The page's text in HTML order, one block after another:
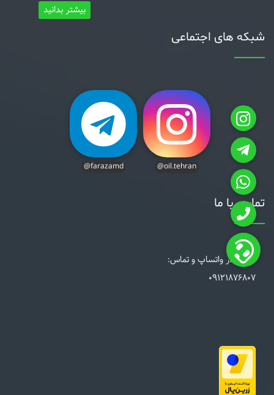
بیشتر بدانید
شبکه های اجتماعی
@oil.tehran
@farazamd
تماس با ما
ارتباط در واتساپ و تماس:
09121876807